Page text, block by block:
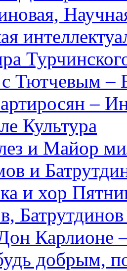
Тютчевым –
–
Культура
и Майор
и
и хор
Карлионе
добрым,